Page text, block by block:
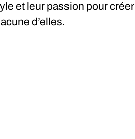
et leur passion pour créer
d’elles.